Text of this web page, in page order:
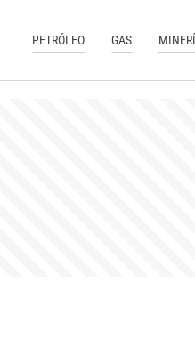
PETRÓLEO GAS